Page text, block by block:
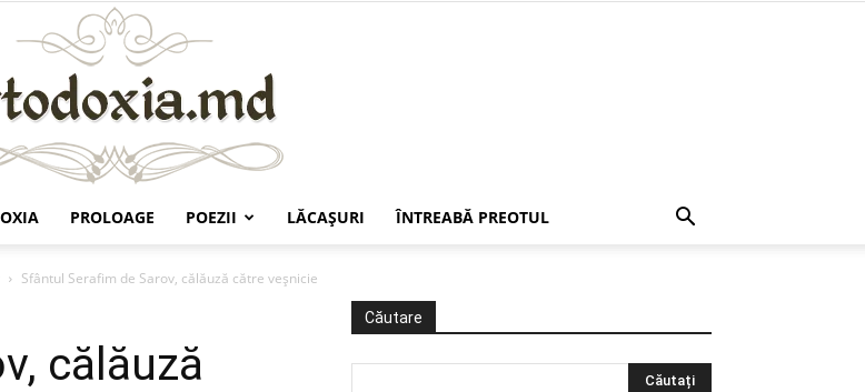
PROLOAGE POEZII LĂCAŞURI ÎNTREABĂ PREOTUL
Sfântul Serafim de Sarov, călăuză către veşnicie
călăuză
Căutare